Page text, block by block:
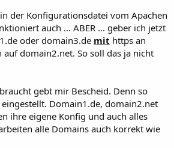
der Konfigurationsdatei vom Apachen
auch ... ABER ... geber ich jetzt
oder domain3.de mit https an
auf domain2.net. So soll das ja nicht
gebt mir Bescheid. Denn so
Domain1.de, domain2.net
ihre eigene Konfig und auch alles
alle Domains auch korrekt wie